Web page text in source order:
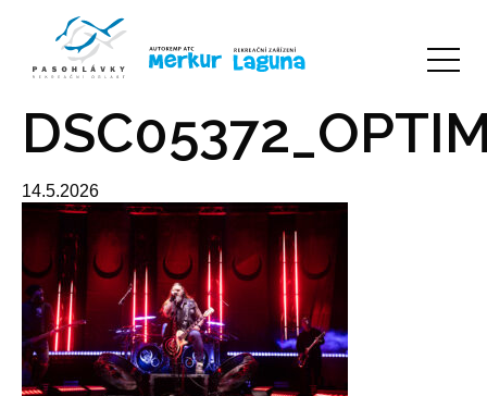
14.5.2026